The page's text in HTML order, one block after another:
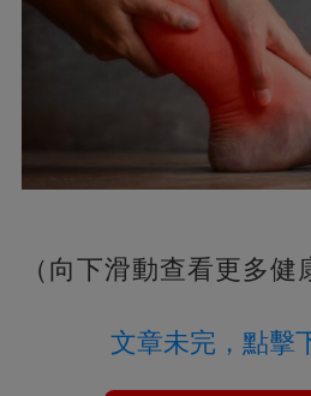
（向下滑動查看更多健
文章未完，點擊